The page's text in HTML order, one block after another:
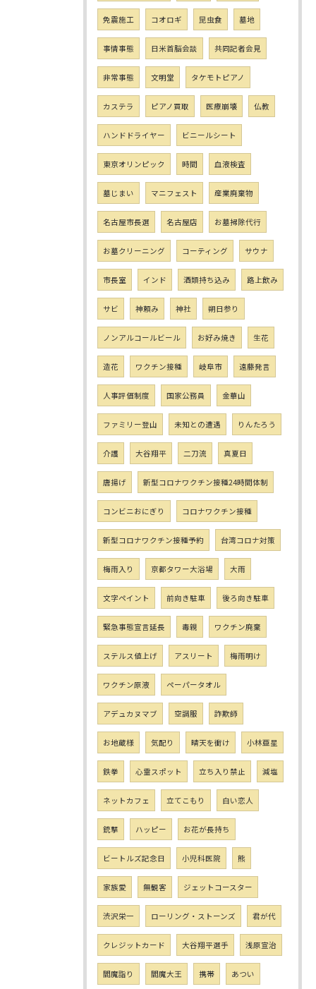
免震施工 コオロギ 昆虫食 墓地
事情事態 日米首脳会談 共同記者会見
非常事態 文明堂 タケモトピアノ
カステラ ピアノ買取 医療崩壊 仏教
ハンドドライヤー ビニールシート
東京オリンピック 時間 血液検査
墓じまい マニフェスト 産業廃棄物
名古屋市長選 名古屋店 お墓掃除代行
お墓クリーニング コーティング サウナ
市長室 インド 酒類持ち込み 路上飲み
サビ 神頼み 神社 朔日参り
ノンアルコールビール お好み焼き 生花
造花 ワクチン接種 岐阜市 遠藤発言
人事評価制度 国家公務員 金華山
ファミリー登山 未知との遭遇 りんたろう
介護 大谷翔平 二刀流 真夏日
唐揚げ 新型コロナワクチン接種24時間体制
コンビニおにぎり コロナワクチン接種
新型コロナワクチン接種予約 台湾コロナ対策
梅雨入り 京都タワー大浴場 大雨
文字ペイント 前向き駐車 後ろ向き駐車
緊急事態宣言延長 毒親 ワクチン廃棄
ステルス値上げ アスリート 梅雨明け
ワクチン原液 ペーパータオル
アデュカヌマブ 空調服 詐欺師
お地蔵様 気配り 晴天を衝け 小林亜星
鉄拳 心霊スポット 立ち入り禁止 減塩
ネットカフェ 立てこもり 白い恋人
銃撃 ハッピー お花が長持ち
ビートルズ記念日 小児科医院 熊
家族愛 無観客 ジェットコースター
渋沢栄一 ローリング・ストーンズ 君が代
クレジットカード 大谷翔平選手 浅原宣治
閻魔詣り 閻魔大王 携帯 あつい